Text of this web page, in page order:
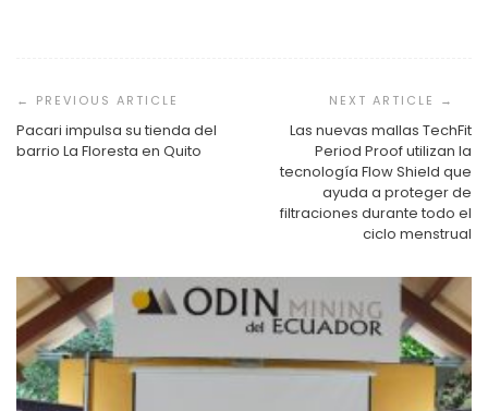
de
entradas
Pacari impulsa su tienda del
barrio La Floresta en Quito
Las nuevas mallas TechFit
Period Proof utilizan la
tecnología Flow Shield que
ayuda a proteger de
filtraciones durante todo el
ciclo menstrual